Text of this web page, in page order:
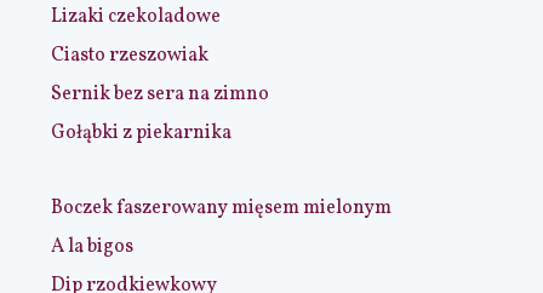
Lizaki czekoladowe
Ciasto rzeszowiak
Sernik bez sera na zimno
Gołąbki z piekarnika
Boczek faszerowany mięsem mielonym
A la bigos
Dip rzodkiewkowy